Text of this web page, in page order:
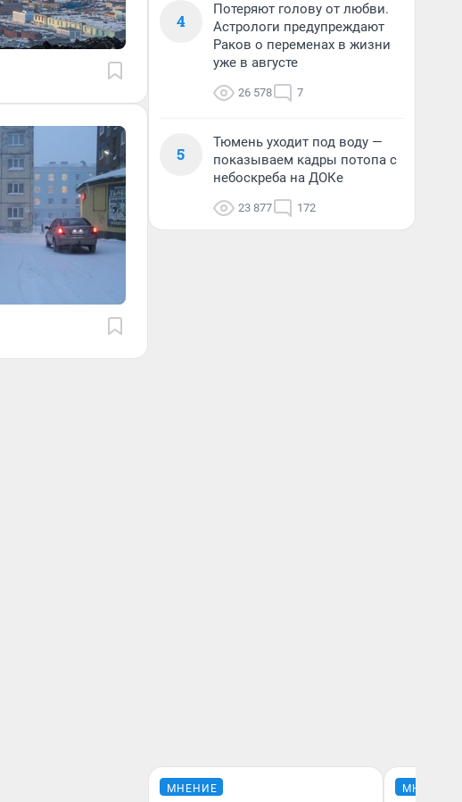
4
Потеряют голову от любви.
Астрологи предупреждают
Раков о переменах в жизни
уже в августе
26 578 7
5
Тюмень уходит под воду —
показываем кадры потопа с
небоскреба на ДОКе
23 877 172
МНЕНИЕ МНЕНИЕ